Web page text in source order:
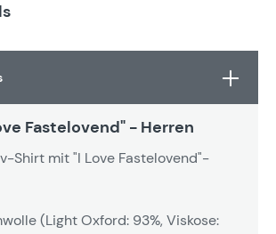
Fastelovend" - Herren
Shirt mit "I Love Fastelovend"-
(Light Oxford: 93%, Viskose: